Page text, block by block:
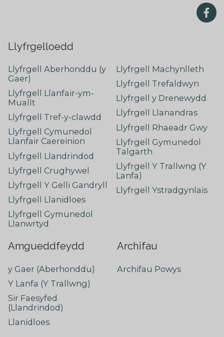
Llyfrgelloedd
Llyfrgell Aberhonddu (y
Gaer)
Llyfrgell Llanfair-ym-
Muallt
Llyfrgell Tref-y-clawdd
Llyfrgell Cymunedol
Llanfair Caereinion
Llyfrgell Llandrindod
Llyfrgell Crughywel
Llyfrgell Y Gelli Gandryll
Llyfrgell Llanidloes
Llyfrgell Gymunedol
Llanwrtyd
Llyfrgell Machynlleth
Llyfrgell Trefaldwyn
Llyfrgell y Drenewydd
Llyfrgell Llanandras
Llyfrgell Rhaeadr Gwy
Llyfrgell Gymunedol
Talgarth
Llyfrgell Y Trallwng (Y
Lanfa)
Llyfrgell Ystradgynlais
Amgueddfeydd
y Gaer (Aberhonddu)
Y Lanfa (Y Trallwng)
Sir Faesyfed
(Llandrindod)
Llanidloes
Archifau
Archifau Powys